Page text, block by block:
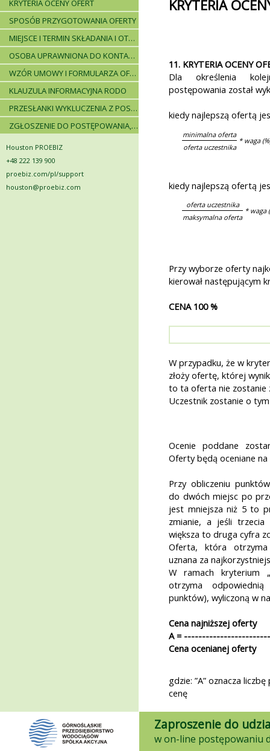
KRYTERIA OCENY OFERT
SPOSÓB PRZYGOTOWANIA OFERTY
MIEJSCE I TERMIN SKŁADANIA I OTWARCIA OFERT - PRZEBIEG POSTĘPOWANIA
OSOBA UPRAWNIONA DO KONTAKTÓW
WZÓR UMOWY I FORMULARZA OFERTOWEGO
KLAUZULA INFORMACYJNA RODO
PRZESŁANKI WYKLUCZENIA Z POSTĘPOWANIA
ZGŁOSZENIE DO POSTĘPOWANIA, ZASADY I INSTRUKCJE
Houston PROEBIZ
+48 222 139 900
proebiz.com/pl/support
houston@proebiz.com
KRYTERIA
11. KRYTERIA OCENY
Dla określenia
postępowania został
kiedy najlepszą ofertą
minimalna oferta
* waga
oferta uczestnika
kiedy najlepszą ofertą
oferta uczestnika
* waga
maksymalna oferta
Przy wyborze oferty
kierował następującym
CENA 100 %
W przypadku, że w
złoży ofertę, której
to ta oferta nie zostanie
Uczestnik zostanie o
Ocenie poddane
Oferty będą oceniane
Przy obliczeniu
do dwóch miejsc po
jest mniejsza niż 5 to
zmianie, a jeśli
większa to druga cyfra
Oferta, która otrzyma
uznana za
W ramach kryterium
otrzyma
punktów), wyliczoną w
Cena najniższej oferty
A =
Cena ocenianej oferty
gdzie: ”A” oznacza
cenę
Zaproszenie do